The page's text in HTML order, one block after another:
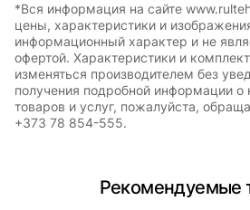
*Вся информация на сайте
цены, характеристики и
информационный характер и не
офертой. Характеристики и
изменяться производителем без
получения подробной информации о
товаров и услуг, пожалуйста,
+373 78 854-555.
Рекомендуемые